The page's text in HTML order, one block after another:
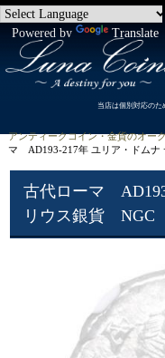
Powered by Translate
当店は個別対応のた
アンティークコイン・金貨のオー
マ AD193-217年 ユリア・ドム
古代ローマ
リウス銀貨 NGC